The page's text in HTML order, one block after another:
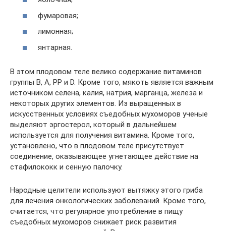
фумаровая;
лимонная;
янтарная.
В этом плодовом теле велико содержание витаминов
группы В, А, РР и D. Кроме того, мякоть является важным
источником селена, калия, натрия, марганца, железа и
некоторых других элементов. Из выращенных в
искусственных условиях съедобных мухоморов ученые
выделяют эргостерол, который в дальнейшем
используется для получения витамина. Кроме того,
установлено, что в плодовом теле присутствует
соединение, оказывающее угнетающее действие на
стафилококк и сенную палочку.
Народные целители используют вытяжку этого гриба
для лечения онкологических заболеваний. Кроме того,
считается, что регулярное употребление в пищу
съедобных мухоморов снижает риск развития